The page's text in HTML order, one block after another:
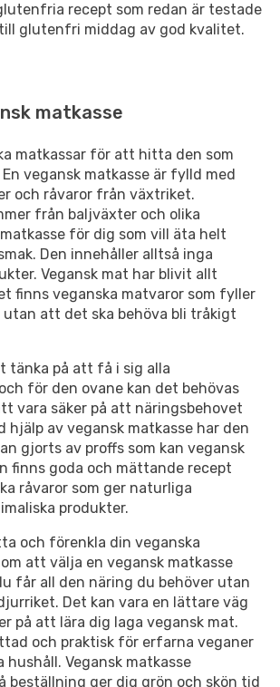
recept som redan är testade
glutenfri middag av god kvalitet.
matkasse
matkassar för att hitta den som
vegansk matkasse är fylld med
och råvaror från växtriket.
från baljväxter och olika
för dig som vill äta helt
Den innehåller alltså inga
Vegansk mat har blivit allt
finns veganska matvaror som fyller
att det ska behöva bli tråkigt
tänka på att få i sig alla
för den ovane kan det behövas
vara säker på att näringsbehovet
hjälp av vegansk matkasse har den
gjorts av proffs som kan vegansk
finns goda och mättande recept
råvaror som ger naturliga
produkter.
och förenkla din veganska
att välja en vegansk matkasse
får all den näring du behöver utan
Det kan vara en lättare väg
på att lära dig laga vegansk mat.
och praktisk för erfarna veganer
hushåll. Vegansk matkasse
beställning ger dig grön och skön tid